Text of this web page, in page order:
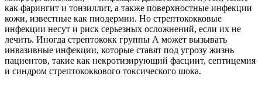
как фарингит и тонзиллит, а также поверхностные инфекции
кожи, известные как пиодермии. Но стрептококковые
инфекции несут и риск серьезных осложнений, если их не
лечить. Иногда стрептококк группы А может вызывать
инвазивные инфекции, которые ставят под угрозу жизнь
пациентов, такие как некротизирующий фасциит, септицемия
и синдром стрептококкового токсического шока.